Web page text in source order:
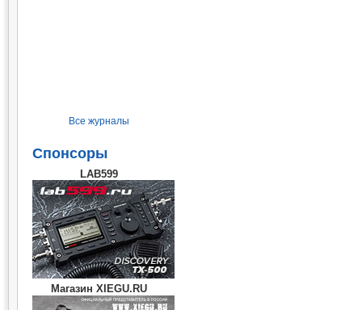
Все журналы
Спонсоры
LAB599
Магазин XIEGU.RU